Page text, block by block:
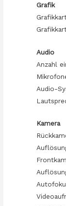
Grafik
Audio
Anzahl
Audio-
Kamera